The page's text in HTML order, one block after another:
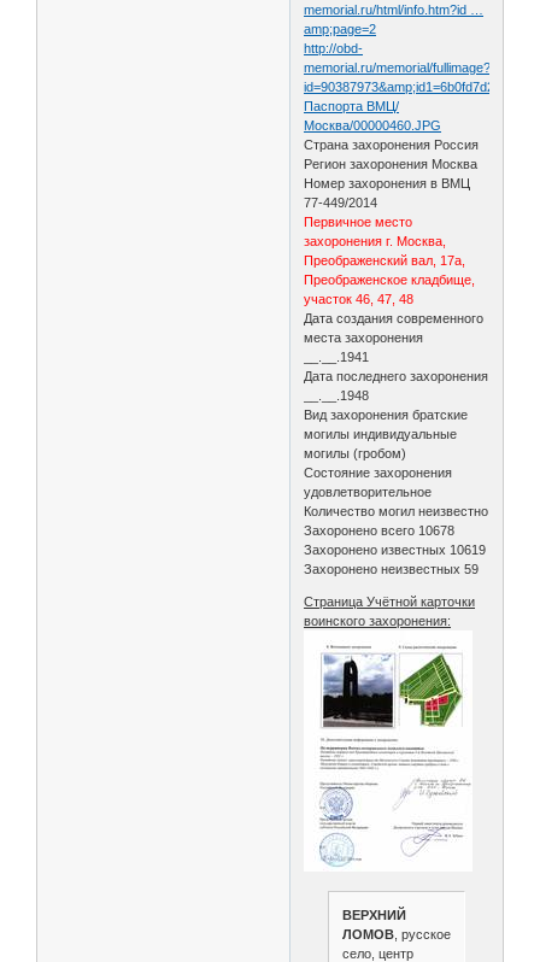
memorial.ru/html/info.htm?id …
amp;page=2
http://obd-
memorial.ru/memorial/fullimage?
Паспорта ВМЦ/
Москва/00000460.JPG
Страна захоронения Россия
Регион захоронения Москва
Номер захоронения в ВМЦ
77-449/2014
Первичное место
захоронения г. Москва,
Преображенский вал, 17а,
Преображенское кладбище,
участок 46, 47, 48
Дата создания современного
места захоронения
__.__.1941
Дата последнего захоронения
__.__.1948
Вид захоронения братские
могилы индивидуальные
могилы (гробом)
Состояние захоронения
удовлетворительное
Количество могил неизвестно
Захоронено всего 10678
Захоронено известных 10619
Захоронено неизвестных 59
Страница Учётной карточки
воинского захоронения:
ВЕРХНИЙ
ЛОМОВ, русское
село, центр